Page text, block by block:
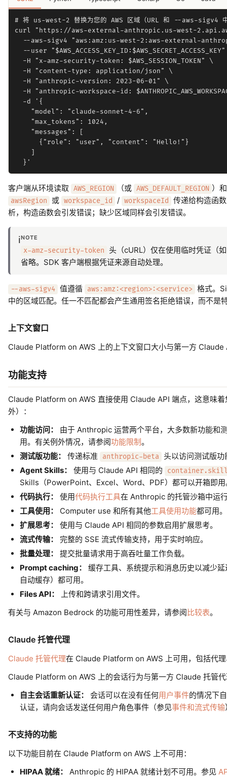
# 将 us-west-2 替换为您的 AWS 区域（URL 和 --aws-sigv4 中
curl "https://aws-external-anthropic.us-west-
--aws-sigv4 "aws:amz:us-west-2:aws-external-
--user "$AWS_ACCESS_KEY_ID:$AWS_SECRET_ACCESS_KEY"
  -H "x-amz-security-token: $AWS_SESSION_TOKEN" \
  -H "content-type: application/json" \
  -H "anthropic-version: 2023-06-01" \
-H "anthropic-workspace-id:
  -d '{
    "model": "claude-sonnet-4-6",
    "max_tokens": 1024,
    "messages": [
      {"role": "user", "content": "Hello!"}
    ]
客户端从环境读取 AWS_REGION （或 AWS_DEFAULT_REGION ）
awsRegion 或 workspace_id / workspaceId
传递给构造函
析，构造函数会引发错误；缺少区域同样会引发错误。
ℹ️NOTE
x-amz-security-token
头（cURL）仅在使用临时凭证（
省略。SDK 客户端根据凭证来源自动处理。
--aws-sigv4 值遵循 aws:amz:<region>:<service>
格式。
中的区域匹配。任一不匹配都会产生通用签名拒绝错误，而不是
上下文窗口
Claude Platform on AWS 上的上下文窗口大小与第一方 Claude
功能支持
Claude Platform on AWS 直接使用 Claude API 端点，这意味
外）：
功能访问：
由于 Anthropic 运营两个平台，大多数新功能和
用。有关例外情况，请参阅功能限制。
测试版功能：
传递标准 anthropic-beta
头以访问测试版
Agent Skills：
使用与 Claude API 相同的
Skills（PowerPoint、Excel、Word、PDF）都可以开箱即用
代码执行：
使用代码执行工具在 Anthropic 的托管沙箱中运
工具使用：
Computer use 和所有其他工具使用功能都可用。
扩展思考：
使用与 Claude API 相同的参数启用扩展思考。
流式传输：
完整的 SSE 流式传输支持，用于实时响应。
批量处理：
提交批量请求用于高吞吐量工作负载。
Prompt caching：
缓存工具、系统提示和消息历史以减少
自动缓存）都可用。
Files API：
上传和跨请求引用文件。
有关与 Amazon Bedrock 的功能可用性差异，请参阅比较表。
Claude 托管代理
Claude 托管代理在 Claude Platform on AWS 上可用，包括代
Claude Platform on AWS 上的会话行为与第一方 Claude 托管
自主会话重新认证：
会话可以在没有任何用户事件的情况下
认证，请向会话发送任何用户角色事件（参见事件和流式传输
不支持的功能
以下功能目前在 Claude Platform on AWS 上不可用：
HIPAA 就绪：
Anthropic 的 HIPAA 就绪计划不可用。参见